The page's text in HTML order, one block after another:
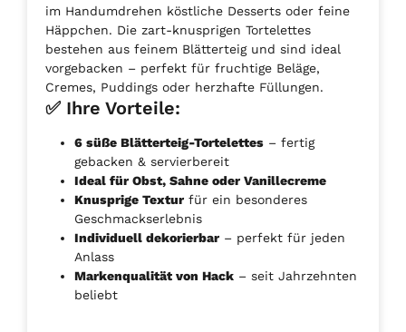
im Handumdrehen köstliche Desserts oder feine
Häppchen. Die zart-knusprigen Tortelettes
bestehen aus feinem Blätterteig und sind ideal
vorgebacken – perfekt für fruchtige Beläge,
Cremes, Puddings oder herzhafte Füllungen.
✅ Ihre Vorteile:
6 süße Blätterteig-Tortelettes – fertig
gebacken & servierbereit
Ideal für Obst, Sahne oder Vanillecreme
Knusprige Textur für ein besonderes
Geschmackserlebnis
Individuell dekorierbar – perfekt für jeden
Anlass
Markenqualität von Hack – seit Jahrzehnten
beliebt